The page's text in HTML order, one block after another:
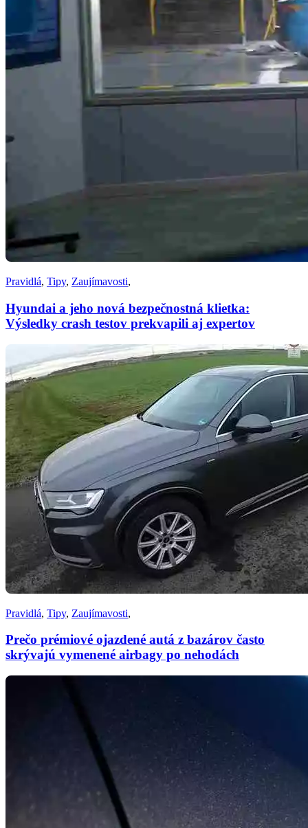
Pravidlá, Tipy, Zaujímavosti,
Hyundai a jeho nová bezpečnostná klietka:
Výsledky crash testov prekvapili aj expertov
Pravidlá, Tipy, Zaujímavosti,
Prečo prémiové ojazdené autá z bazárov často
skrývajú vymenené airbagy po nehodách